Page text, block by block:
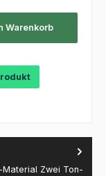
Warenkorb
Zwei Ton-